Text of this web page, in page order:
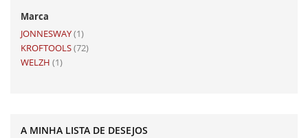
Marca
JONNESWAY 1artigo
KROFTOOLS 72artigo
WELZH 1artigo
A MINHA LISTA DE DESEJOS